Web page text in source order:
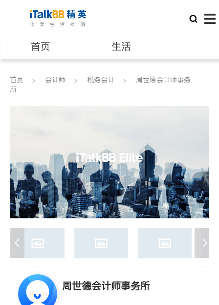
首页 生活
医生 律师
养老 非盈利组织
首页 会计师 税务会计
周世德会计师事务
所
周世德会计师事务所